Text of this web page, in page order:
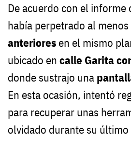
De acuerdo con el informe
había perpetrado al menos
anteriores en el mismo
ubicado en calle Garita
donde sustrajo una
En esta ocasión, intentó
para recuperar unas
olvidado durante su último